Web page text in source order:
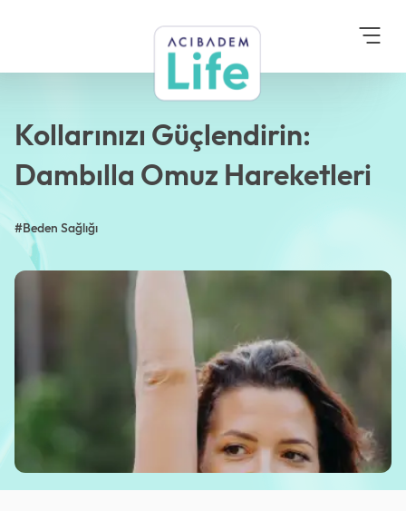
Beden Sağlığı
Dambılla Omuz Hareketleri
Kollarınızı Güçlendirin:
Dambılla Omuz Hareketleri
#Beden Sağlığı